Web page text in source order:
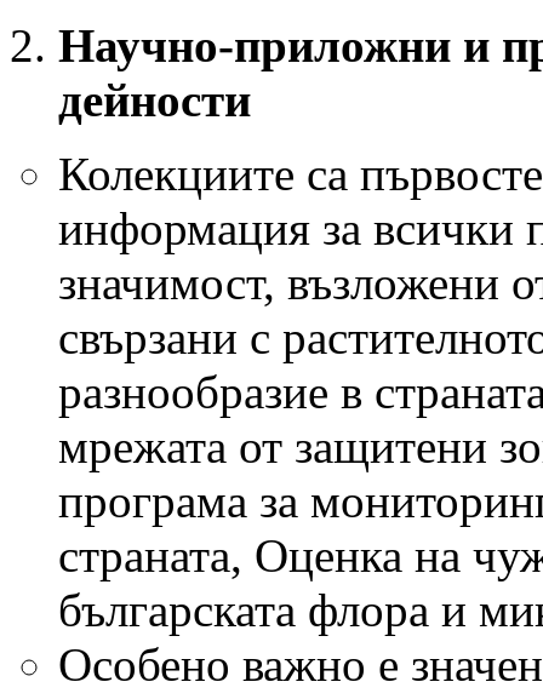
Научно-приложни и
дейности
Колекциите са
информация за всички
значимост, възложени
свързани с
разнообразие в
мрежата от защитени
програма за
страната, Оценка на
българската флора и
Особено важно е